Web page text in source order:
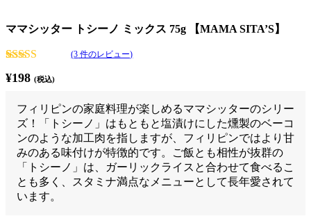
ママシッター トシーノ ミックス 75g 【MAMA SITA’S】
評価に基づ
価のうち、
4.67
点
(3 件のレビュー)
¥198 (税込)
フィリピンの家庭料理が楽しめるママシッターのシリー
ズ！「トシーノ」はもともと塩漬けにした燻製のベーコ
ンのような加工肉を指しますが、フィリピンではより甘
みのある味付けが特徴的です。ご飯とも相性が抜群の
「トシーノ」は、ガーリックライスと合わせて食べるこ
とも多く、スタミナ満点なメニューとして長年愛されて
います。